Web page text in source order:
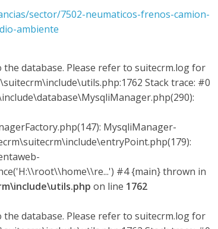
sector/7502-neumaticos-frenos-camion-
ambiente
database. Please refer to suitecrm.log for
Stack trace: #0
MysqliManager-
#4 {main} thrown in
on line 1762
database. Please refer to suitecrm.log for